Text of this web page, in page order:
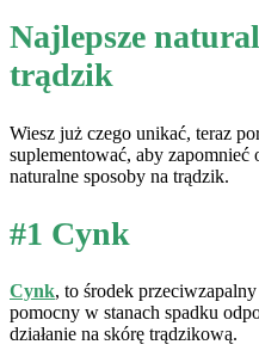
Najlepsze
trądzik
Wiesz już czego unikać, teraz
suplementować, aby
naturalne sposoby na trądzik.
#1 Cynk
Cynk, to środek
pomocny w stanach spadku
działanie na skórę trądzikową.